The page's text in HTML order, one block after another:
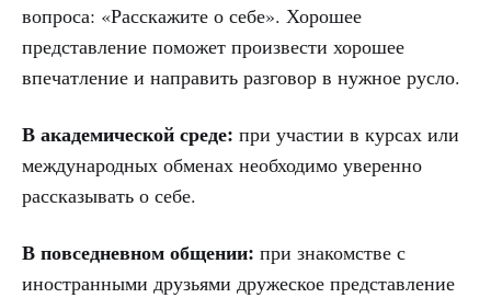
вопроса: «Расскажите о себе». Хорошее
представление поможет произвести хорошее
впечатление и направить разговор в нужное русло.
В академической среде: при участии в курсах или
международных обменах необходимо уверенно
рассказывать о себе.
В повседневном общении: при знакомстве с
иностранными друзьями дружеское представление